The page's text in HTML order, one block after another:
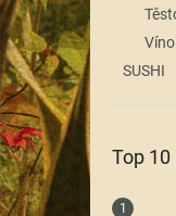
SUSHI
Top